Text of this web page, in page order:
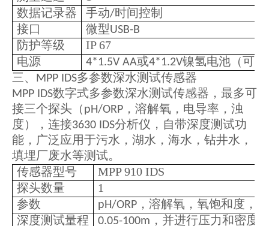
数据记录器
手动/时间控制
接口
微型USB-B
防护等级
IP 67
电源
4*1.5V AA或4*1.2V镍氢电池（可
三、
MPP IDS多参数深水测试传感器
MPP IDS数字式多参数深水测试传感器，最多可
接三个探头（ pH/ORP ，溶解氧，电导率，浊
度），连接3630 IDS分析仪，自带深度测试功
能，广泛应用于污水，湖水，海水，钻井水，
填埋厂废水等测试。
传感器型号
MPP 910 IDS
探头数量
1
参数
pH/ORP ，溶解氧，氧饱和度，
深度测试量程
0.05-100m ，并进行压力和密度